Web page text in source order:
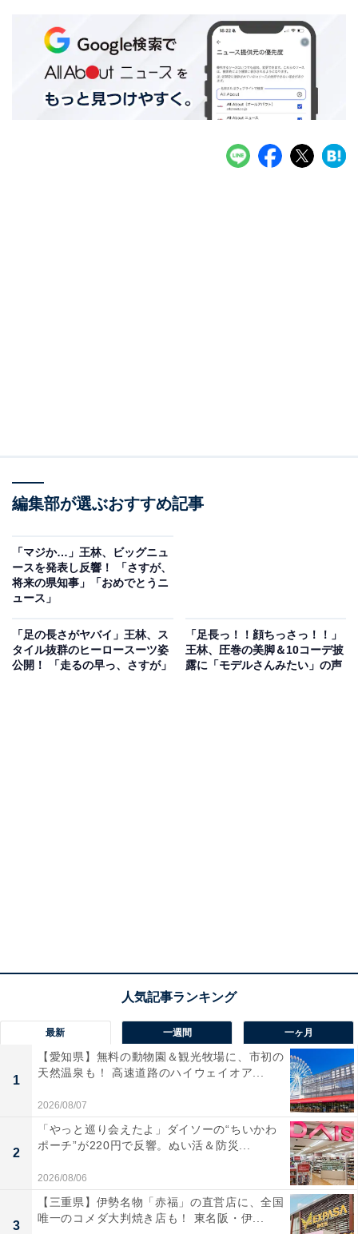
編集部が選ぶおすすめ記事
「マジか…」王林、ビッグニュ
ースを発表し反響！ 「さすが、
将来の県知事」「おめでとうニ
ュース」
「足の長さがヤバイ」王林、ス
タイル抜群のヒーロースーツ姿
公開！ 「走るの早っ、さすが」
「足長っ！！顔ちっさっ！！」
王林、圧巻の美脚＆10コーデ披
露に「モデルさんみたい」の声
最新 一週間 一ヶ月
1
【愛知県】無料の動物園＆観光牧場に、市初の
天然温泉も！ 高速道路のハイウェイオア...
2026/08/07
2
「やっと巡り会えたよ」ダイソーの“ちいかわ
ポーチ”が220円で反響。ぬい活＆防災...
2026/08/06
3
【三重県】伊勢名物「赤福」の直営店に、全国
唯一のコメダ大判焼き店も！ 東名阪・伊...